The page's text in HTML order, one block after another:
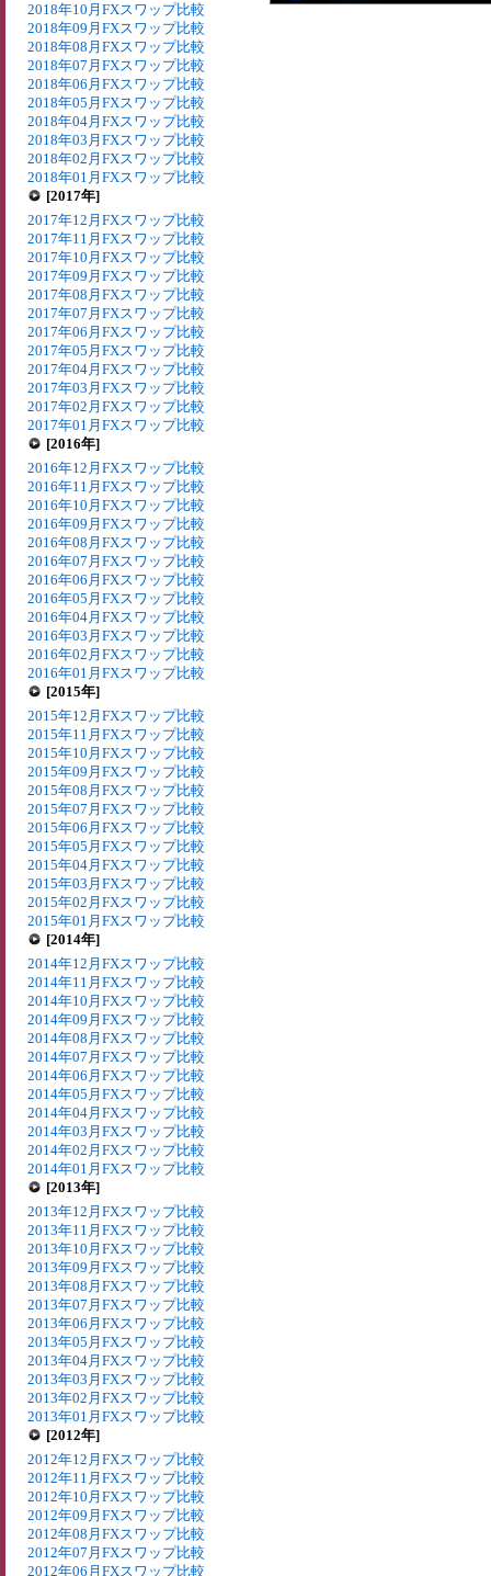
2018年10月FXスワップ比較
2018年09月FXスワップ比較
2018年08月FXスワップ比較
2018年07月FXスワップ比較
2018年06月FXスワップ比較
2018年05月FXスワップ比較
2018年04月FXスワップ比較
2018年03月FXスワップ比較
2018年02月FXスワップ比較
2018年01月FXスワップ比較
[2017年]
2017年12月FXスワップ比較
2017年11月FXスワップ比較
2017年10月FXスワップ比較
2017年09月FXスワップ比較
2017年08月FXスワップ比較
2017年07月FXスワップ比較
2017年06月FXスワップ比較
2017年05月FXスワップ比較
2017年04月FXスワップ比較
2017年03月FXスワップ比較
2017年02月FXスワップ比較
2017年01月FXスワップ比較
[2016年]
2016年12月FXスワップ比較
2016年11月FXスワップ比較
2016年10月FXスワップ比較
2016年09月FXスワップ比較
2016年08月FXスワップ比較
2016年07月FXスワップ比較
2016年06月FXスワップ比較
2016年05月FXスワップ比較
2016年04月FXスワップ比較
2016年03月FXスワップ比較
2016年02月FXスワップ比較
2016年01月FXスワップ比較
[2015年]
2015年12月FXスワップ比較
2015年11月FXスワップ比較
2015年10月FXスワップ比較
2015年09月FXスワップ比較
2015年08月FXスワップ比較
2015年07月FXスワップ比較
2015年06月FXスワップ比較
2015年05月FXスワップ比較
2015年04月FXスワップ比較
2015年03月FXスワップ比較
2015年02月FXスワップ比較
2015年01月FXスワップ比較
[2014年]
2014年12月FXスワップ比較
2014年11月FXスワップ比較
2014年10月FXスワップ比較
2014年09月FXスワップ比較
2014年08月FXスワップ比較
2014年07月FXスワップ比較
2014年06月FXスワップ比較
2014年05月FXスワップ比較
2014年04月FXスワップ比較
2014年03月FXスワップ比較
2014年02月FXスワップ比較
2014年01月FXスワップ比較
[2013年]
2013年12月FXスワップ比較
2013年11月FXスワップ比較
2013年10月FXスワップ比較
2013年09月FXスワップ比較
2013年08月FXスワップ比較
2013年07月FXスワップ比較
2013年06月FXスワップ比較
2013年05月FXスワップ比較
2013年04月FXスワップ比較
2013年03月FXスワップ比較
2013年02月FXスワップ比較
2013年01月FXスワップ比較
[2012年]
2012年12月FXスワップ比較
2012年11月FXスワップ比較
2012年10月FXスワップ比較
2012年09月FXスワップ比較
2012年08月FXスワップ比較
2012年07月FXスワップ比較
2012年06月FXスワップ比較